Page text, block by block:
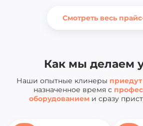
Смотреть весь
Как мы делаем
Наши опытные клинеры
назначенное время с
оборудованием и сразу